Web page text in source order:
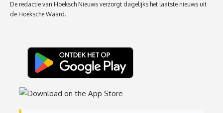
De redactie van Hoeksch Nieuws verzorgt dagelijks het laatste nieuws uit
de Hoeksche Waard.